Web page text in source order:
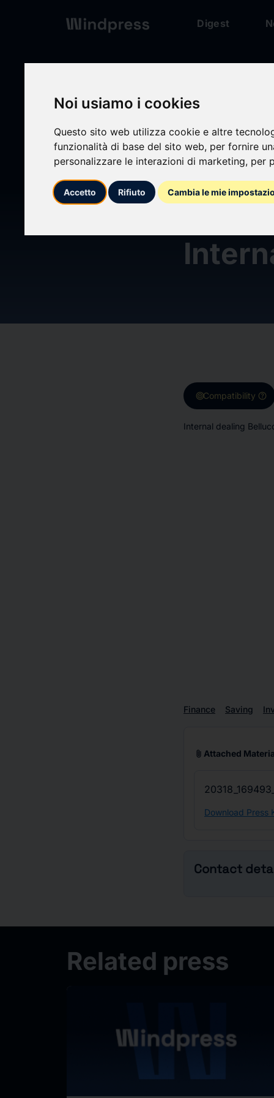
Noi usiamo i cookies
Questo sito web utilizza cookie e altre
funzionalità di base del sito web, per fornire
personalizzare le interazioni di marketing, per
Accetto Rifiuto Cambia le mie
Digest
Digest
targetCompatibility help
Internal dealing
Finance Saving
attach_file Attached
Download Press
Contact
Related press